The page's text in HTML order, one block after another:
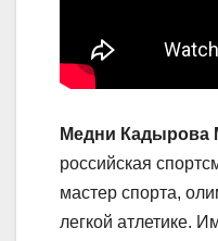
Медни Кадырова
российская
мастер спорта,
легкой атлетике.